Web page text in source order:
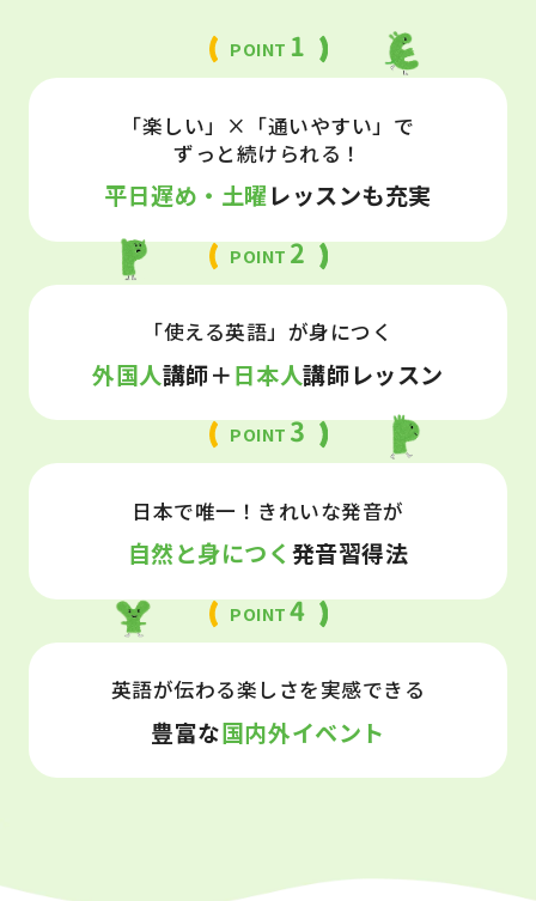
POINT 1
「楽しい」×「通いやすい」で
ずっと続けられる！
平日遅め・土曜レッスンも充実
POINT2
「使える英語」が身につく
外国人講師＋日本人講師レッスン
POINT3
日本で唯一！きれいな発音が
自然と身につく 発音習得法
POINT4
英語が伝わる楽しさを実感できる
豊富な国内外イベント